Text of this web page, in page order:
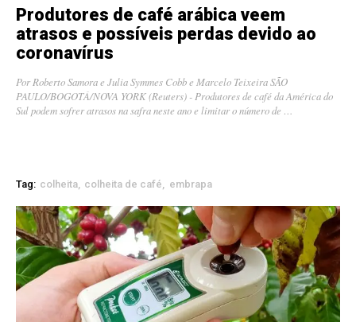
Produtores de café arábica veem
atrasos e possíveis perdas devido ao
coronavírus
Por Roberto Samora e Julia Symmes Cobb e Marcelo Teixeira SÃO
PAULO/BOGOTÁ/NOVA YORK (Reuters) - Produtores de café da América do
Sul podem sofrer atrasos na safra neste ano e limitar o número de …
Tag: colheita colheita de café embrapa